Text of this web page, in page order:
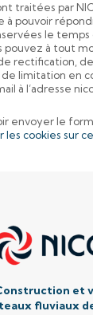
traitées par
pouvoir
le
pouvez à tout
rectification,
de limitation en
à l’adresse
envoyer le
les cookies sur
et
fluviaux